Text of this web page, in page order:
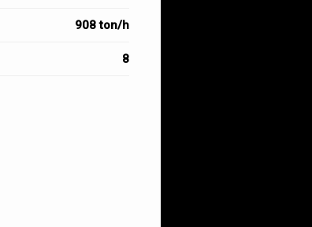
908 ton/h
8